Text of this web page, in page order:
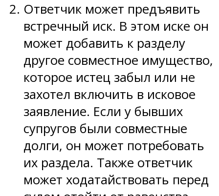
Ответчик может предъявить
встречный иск. В этом иске он
может добавить к разделу
другое совместное имущество,
которое истец забыл или не
захотел включить в исковое
заявление. Если у бывших
супругов были совместные
долги, он может потребовать
их раздела. Также ответчик
может ходатайствовать перед